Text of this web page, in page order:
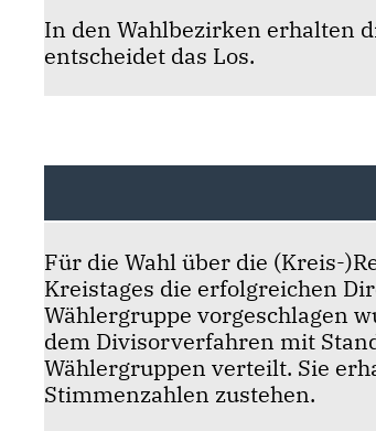
In den Wahlbezirken erhalten
entscheidet das Los.
Für die Wahl über die (Kreis-
Kreistages die erfolgreichen
Wählergruppe vorgeschlagen
dem Divisorverfahren mit
Wählergruppen verteilt. Sie
Stimmenzahlen zustehen.